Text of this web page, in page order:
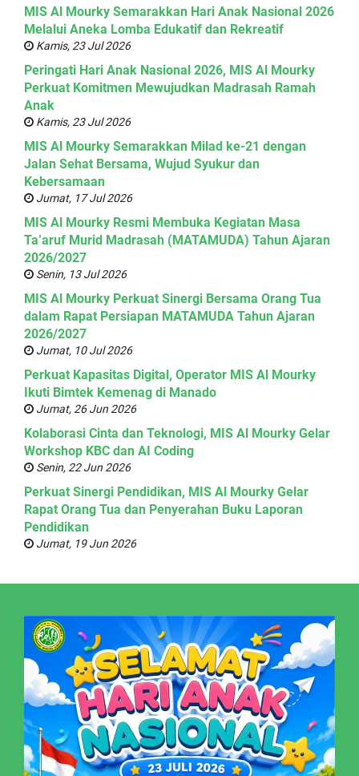
MIS Al Mourky Semarakkan Hari Anak Nasional 2026
Melalui Aneka Lomba Edukatif dan Rekreatif
Kamis, 23 Jul 2026
Peringati Hari Anak Nasional 2026, MIS Al Mourky
Perkuat Komitmen Mewujudkan Madrasah Ramah
Anak
Kamis, 23 Jul 2026
MIS Al Mourky Semarakkan Milad ke-21 dengan
Jalan Sehat Bersama, Wujud Syukur dan
Kebersamaan
Jumat, 17 Jul 2026
MIS Al Mourky Resmi Membuka Kegiatan Masa
Ta’aruf Murid Madrasah (MATAMUDA) Tahun Ajaran
2026/2027
Senin, 13 Jul 2026
MIS Al Mourky Perkuat Sinergi Bersama Orang Tua
dalam Rapat Persiapan MATAMUDA Tahun Ajaran
2026/2027
Jumat, 10 Jul 2026
Perkuat Kapasitas Digital, Operator MIS Al Mourky
Ikuti Bimtek Kemenag di Manado
Jumat, 26 Jun 2026
Kolaborasi Cinta dan Teknologi, MIS Al Mourky Gelar
Workshop KBC dan AI Coding
Senin, 22 Jun 2026
Perkuat Sinergi Pendidikan, MIS Al Mourky Gelar
Rapat Orang Tua dan Penyerahan Buku Laporan
Pendidikan
Jumat, 19 Jun 2026